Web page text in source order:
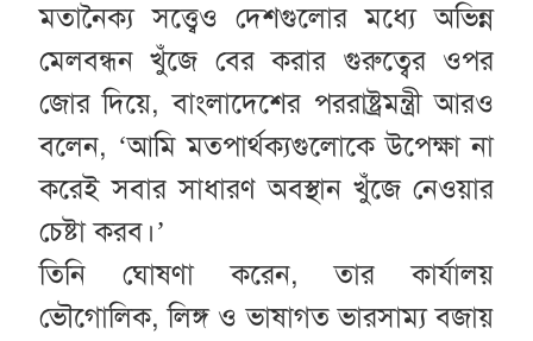
মতানৈক্য সত্ত্বেও দেশগুলোর মধ্যে অভিন্ন
মেলবন্ধন খুঁজে বের করার গুরুত্বের ওপর
জোর দিয়ে, বাংলাদেশের পররাষ্ট্রমন্ত্রী আরও
বলেন, ‘আমি মতপার্থক্যগুলোকে উপেক্ষা না
করেই সবার সাধারণ অবস্থান খুঁজে নেওয়ার
চেষ্টা করব।’
তিনি ঘোষণা করেন, তার কার্যালয়
ভৌগোলিক, লিঙ্গ ও ভাষাগত ভারসাম্য বজায়